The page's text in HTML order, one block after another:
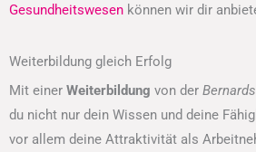
Gesundheitswesen können wir dir
Weiterbildung gleich Erfolg
Mit einer Weiterbildung von der
du nicht nur dein Wissen und deine
vor allem deine Attraktivität als